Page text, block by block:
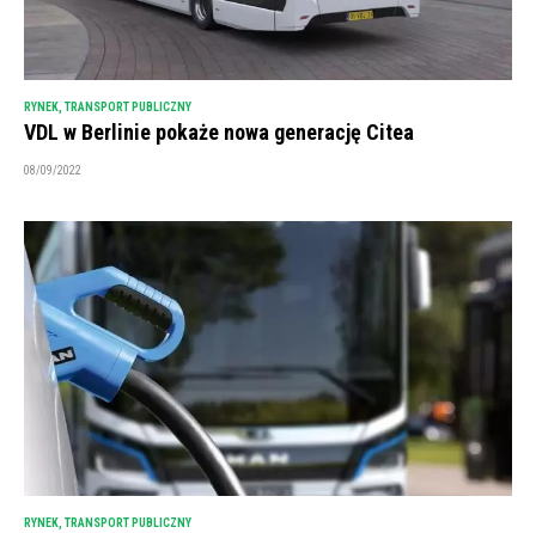
RYNEK, TRANSPORT PUBLICZNY
VDL w Berlinie pokaże nowa generację Citea
08/09/2022
RYNEK TRANSPORT PUBLICZNY